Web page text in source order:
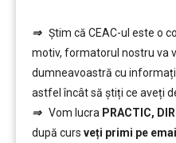
⇒ Ştim că CEAC-ul este o
motiv, formatorul nostru va
dumneavoastră cu
astfel încât să știți ce aveți
⇒ Vom lucra PRACTIC,
după curs veți primi pe